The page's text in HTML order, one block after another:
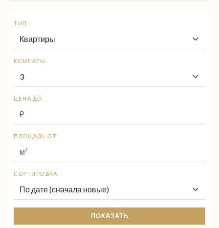
ТИП
КОМНАТЫ
ЦЕНА ДО
ПЛОЩАДЬ ОТ
СОРТИРОВКА
ПОКАЗАТЬ